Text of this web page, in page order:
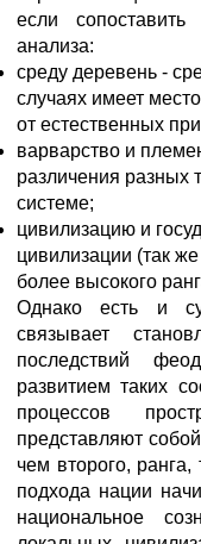
если
анализа:
среду деревень -
случаях имеет
от естественных
варварство и
различения разных
системе;
цивилизацию и
цивилизации (так
более высокого
Однако есть и
связывает
последствий
развитием таких
процессов
представляют
чем второго,
подхода нации
национальное